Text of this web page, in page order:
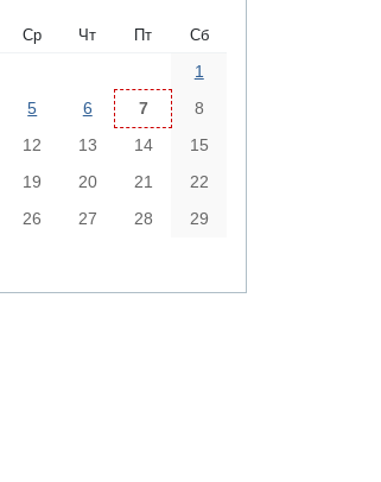
Ср Чт Пт Сб
1
5 6 7
8
12 13 14
15
19 20 21
22
26 27 28
29